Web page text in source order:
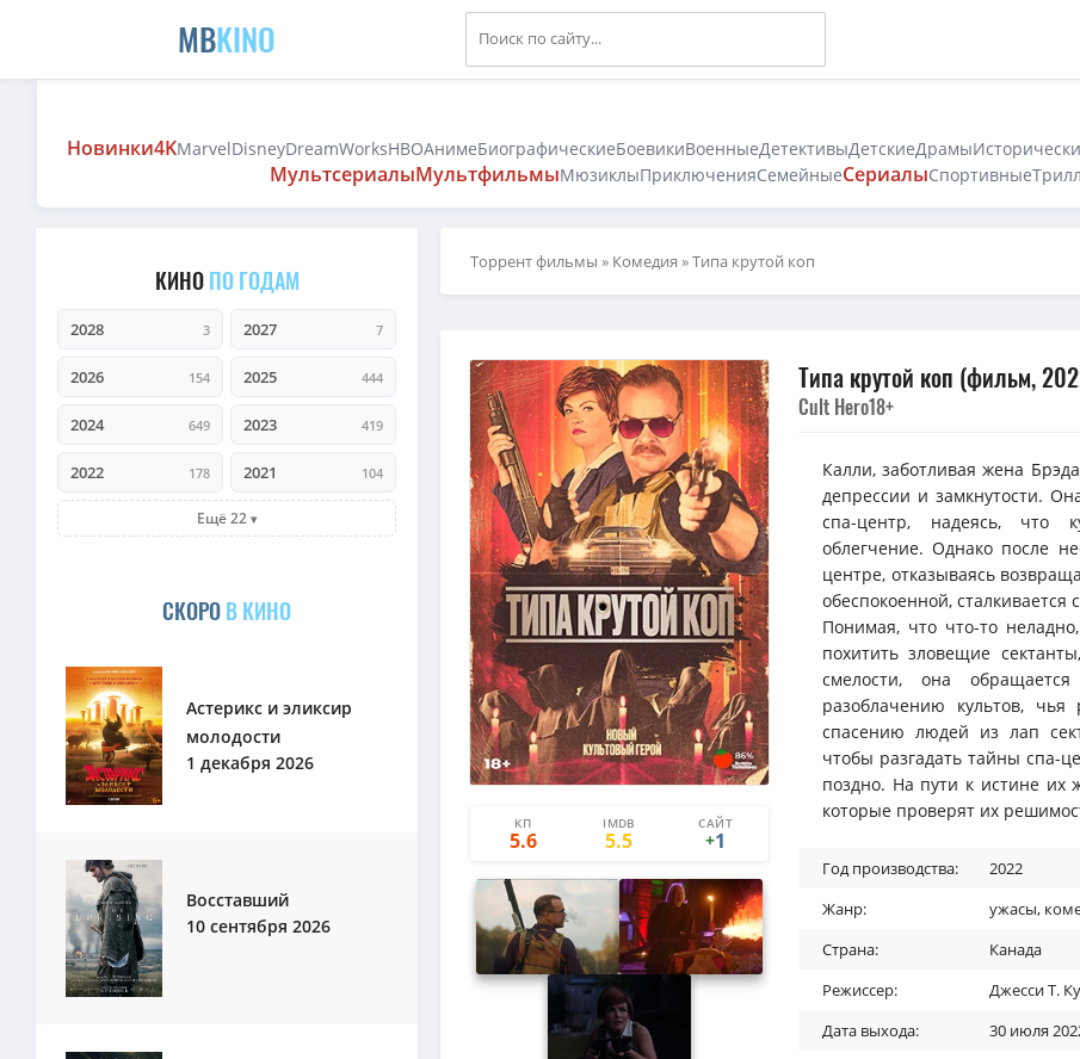
MBKINO
Новинки4KMarvelDisneyDreamWorksHBOАнимеБиографическиеБоевикиВоенныеДетективыДетскиеДрамы
МультсериалыМультфильмыМюзиклыПриключенияСемейныеСериалыСпортивные
КИНОПО ГОДАМ
2028 3 2027 7
2026 154 2025 444
2024 649 2023 419
2022 178 2021 104
Ещё 22
СКОРОВ КИНО
Астерикс и эликсир
молодости
1 декабря 2026
Восставший
10 сентября 2026
Торрент фильмы » Комедия » Типа крутой коп
КП
5.6
IMDB
5.5
САЙТ
10
+1
Типа крутой коп (фильм,
Cult Hero18+
Калли, заботливая жена
депрессии и замкнутости.
спа-центр, надеясь, что
облегчение. Однако после
центре, отказываясь
обеспокоенной,
Понимая, что что-то
похитить зловещие
смелости, она
разоблачению культов,
спасению людей из лап
чтобы разгадать тайны спа-
поздно. На пути к истине их
которые проверят их
Год производства:
2022
Жанр:
ужасы,
Страна:
Канада
Режиссер:
Джесси Т.
Дата выхода:
30 июля